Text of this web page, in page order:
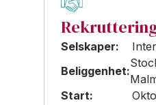
Selskaper:
Beliggenhet:
Start: